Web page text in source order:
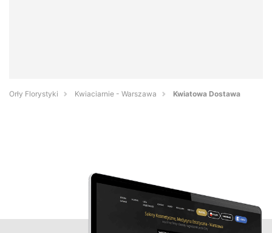
Orły Florystyki Kwiaciarnie - Warszawa Kwiatowa Dostawa